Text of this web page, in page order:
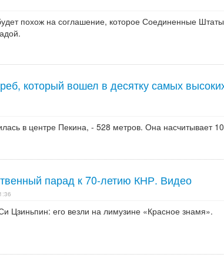
похож на соглашение, которое Соединенные Штаты
который вошел в десятку самых
в центре Пекина, - 528 метров. Она насчитывает
парад к 70-летию КНР. Видео
Цзиньпин: его везли на лимузине «Красное знамя».